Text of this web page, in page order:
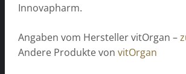
Innovapharm.
Angaben vom Hersteller vitOrgan –
Andere Produkte von vitOrgan